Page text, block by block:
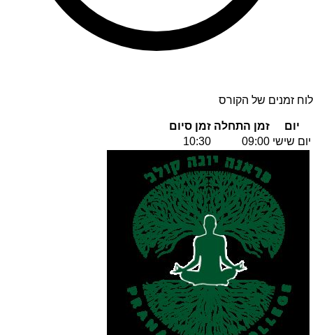
לוח זמנים של הקורס
יום זמן התחלה זמן סיום
יום שישי 09:00
10:30